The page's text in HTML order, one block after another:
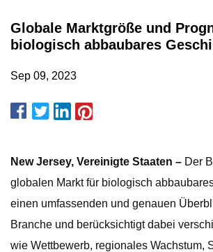
Globale Marktgröße und
biologisch abbaubares
Sep 09, 2023
New Jersey, Vereinigte Staaten – Der
globalen Markt für biologisch
einen umfassenden und genauen
Branche und berücksichtigt dabei
wie Wettbewerb, regionales Wachstum,